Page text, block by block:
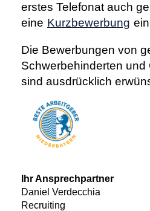
erstes Telefonat auch
eine Kurzbewerbung
Die Bewerbungen von
Schwerbehinderten und
sind ausdrücklich
Ihr Ansprechpartner
Daniel Verdecchia
Recruiting